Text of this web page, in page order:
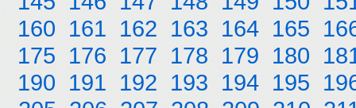
160 161 162 163 164 165
175 176 177 178 179 180
190 191 192 193 194 195